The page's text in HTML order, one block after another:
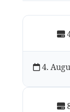
4.